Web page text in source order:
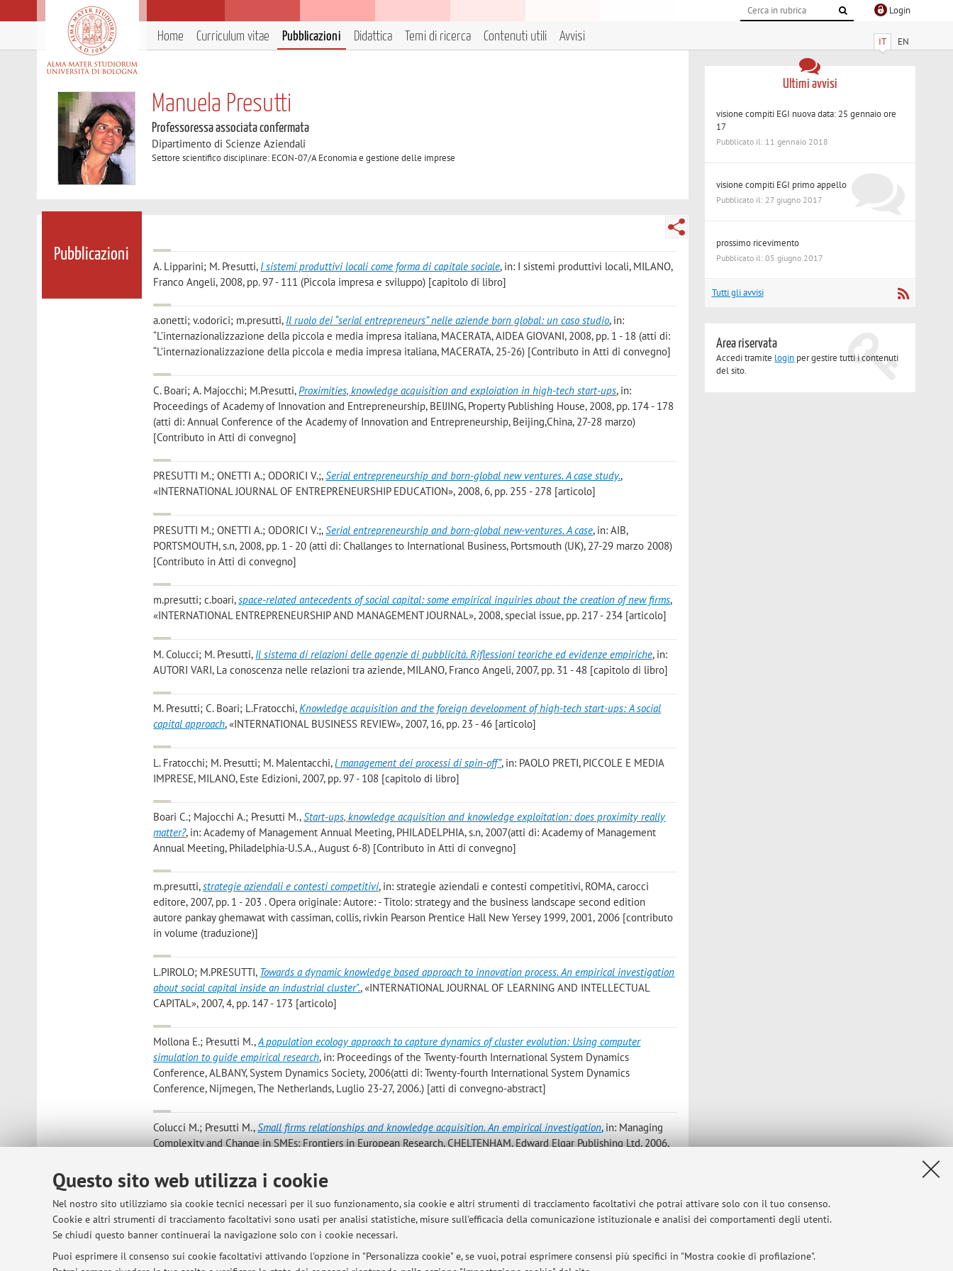
Questo sito web utilizza i cookie
Nel nostro sito utilizziamo sia cookie tecnici necessari per il suo funzionamento, sia cookie e altri strumenti di tracciamento facoltativi che potrai attivare solo con il tuo consenso.
Cookie e altri strumenti di tracciamento facoltativi sono usati per analisi statistiche, misure sull'efficacia della comunicazione istituzionale e analisi dei comportamenti degli utenti.
Se chiudi questo banner continuerai la navigazione solo con i cookie necessari.
Puoi esprimere il consenso sui cookie facoltativi attivando l'opzione in "Personalizza cookie" e, se vuoi, potrai esprimere consensi più specifici in "Mostra cookie di profilazione".
Login
IT EN
Home Curriculum vitae Pubblicazioni Didattica Temi di ricerca Contenuti utili Avvisi
Manuela Presutti
Professoressa associata confermata
Dipartimento di Scienze Aziendali
Settore scientifico disciplinare: ECON-07/A Economia e gestione delle imprese
Pubblicazioni
A. Lipparini; M. Presutti, I sistemi produttivi locali come forma di capitale sociale, in: I sistemi produttivi locali, MILANO,
Franco Angeli, 2008, pp. 97 - 111 (Piccola impresa e sviluppo) [capitolo di libro]
a.onetti; v.odorici; m.presutti, Il ruolo dei “serial entrepreneurs” nelle aziende born global: un caso studio, in:
“L’internazionalizzazione della piccola e media impresa italiana, MACERATA, AIDEA GIOVANI, 2008, pp. 1 - 18 (atti di:
“L’internazionalizzazione della piccola e media impresa italiana, MACERATA, 25-26) [Contributo in Atti di convegno]
C. Boari; A. Majocchi; M.Presutti,Proximities, knowledge acquisition and exploiation in high-tech start-ups, in:
Proceedings of Academy of Innovation and Entrepreneurship, BEIJING, Property Publishing House, 2008, pp. 174 - 178
(atti di: Annual Conference of the Academy of Innovation and Entrepreneurship, Beijing,China, 27-28 marzo)
[Contributo in Atti di convegno]
PRESUTTI M.; ONETTI A.; ODORICI V.;,Serial entrepreneurship and born-global new ventures. A case study.,
«INTERNATIONAL JOURNAL OF ENTREPRENEURSHIP EDUCATION», 2008, 6, pp. 255 - 278 [articolo]
PRESUTTI M.; ONETTI A.; ODORICI V.;,Serial entrepreneurship and born-global new-ventures. A case, in: AIB,
PORTSMOUTH, s.n, 2008, pp. 1 - 20 (atti di: Challanges to International Business, Portsmouth (UK), 27-29 marzo 2008)
[Contributo in Atti di convegno]
m.presutti; c.boari,space-related antecedents of social capital: some empirical inquiries about the creation of new firms,
«INTERNATIONAL ENTREPRENEURSHIP AND MANAGEMENT JOURNAL», 2008, special issue, pp. 217 - 234 [articolo]
M. Colucci; M. Presutti, Il sistema di relazioni delle agenzie di pubblicità. Riflessioni teoriche ed evidenze empiriche, in:
AUTORI VARI, La conoscenza nelle relazioni tra aziende, MILANO, Franco Angeli, 2007, pp. 31 - 48 [capitolo di libro]
M. Presutti; C. Boari; L.Fratocchi,Knowledge acquisition and the foreign development of high-tech start-ups: A social
capital approach, «INTERNATIONAL BUSINESS REVIEW», 2007, 16, pp. 23 - 46 [articolo]
L. Fratocchi; M. Presutti; M. Malentacchi,l management dei processi di spin-off”, in: PAOLO PRETI, PICCOLE E MEDIA
IMPRESE, MILANO, Este Edizioni, 2007, pp. 97 - 108 [capitolo di libro]
Boari C.; Majocchi A.; Presutti M.,Start-ups, knowledge acquisition and knowledge exploitation: does proximity really
matter?, in: Academy of Management Annual Meeting, PHILADELPHIA, s.n, 2007(atti di: Academy of Management
Annual Meeting, Philadelphia-U.S.A., August 6-8) [Contributo in Atti di convegno]
m.presutti,strategie aziendali e contesti competitivi, in: strategie aziendali e contesti competitivi, ROMA, carocci
editore, 2007, pp. 1 - 203 . Opera originale: Autore: - Titolo: strategy and the business landscape second edition
autore pankay ghemawat with cassiman, collis, rivkin Pearson Prentice Hall New Yersey 1999, 2001, 2006 [contributo
in volume (traduzione)]
L.PIROLO; M.PRESUTTI, Towards a dynamic knowledge based approach to innovation process. An empirical investigation
about social capital inside an industrial cluster"., «INTERNATIONAL JOURNAL OF LEARNING AND INTELLECTUAL
CAPITAL», 2007, 4, pp. 147 - 173 [articolo]
Mollona E.; Presutti M.,A population ecology approach to capture dynamics of cluster evolution: Using computer
simulation to guide empirical research, in: Proceedings of the Twenty-fourth International System Dynamics
Conference, ALBANY, System Dynamics Society, 2006(atti di: Twenty-fourth International System Dynamics
Conference, Nijmegen, The Netherlands, Luglio 23-27, 2006.) [atti di convegno-abstract]
Colucci M.; Presutti M.,Small firms relationships and knowledge acquisition. An empirical investigation, in: Managing
Complexity and Change in SMEs: Frontiers in European Research, CHELTENHAM, Edward Elgar Publishing Ltd, 2006,
l. pirolo; m.presutti social networks effects on start-up performance: an empirical investigation.
, in: knowledge,action
and the public concern, ATLANTA, Academy of Management, 2006, n.d.(atti di: academy of management cofnerence,
Atlanta, 11-16 agosto 2006) [Contributo in Atti di convegno]
Ultimi avvisi
visione compiti EGI nuova data: 25 gennaio ore
17
Pubblicato il: 11 gennaio 2018
visione compiti EGI primo appello
Pubblicato il: 27 giugno 2017
prossimo ricevimento
Pubblicato il: 05 giugno 2017
Tutti gli avvisi
Area riservata
Accedi tramite login per gestire tutti i contenuti
del sito.